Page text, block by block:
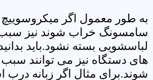
به طور معمول اگر
سامسونگ خراب شوند نیز
لباسشویی بسته نشود.باید
های دستگاه نیز می توانند سبب
شوند.برای مثال اگر زبانه درب